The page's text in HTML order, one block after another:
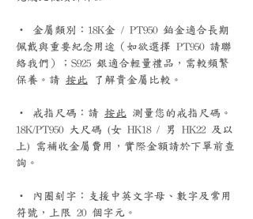
‧ 金屬類別：18K金 / PT950 鉑金適合長期
佩戴與重要紀念用途（如欲選擇 PT950 請聯
絡我們）；S925 銀適合輕量禮品，需較頻繁
保養。請 按此 了解貴金屬比較。
‧ 戒指尺碼：請 按此 測量您的戒指尺碼。
18K/PT950 大尺碼 (女 HK18 / 男 HK22 及以
上) 需補收金屬費用，實際金額請於下單前查
詢。
‧ 內圈刻字：支援中英文字母、數字及常用
符號，上限 20 個字元。